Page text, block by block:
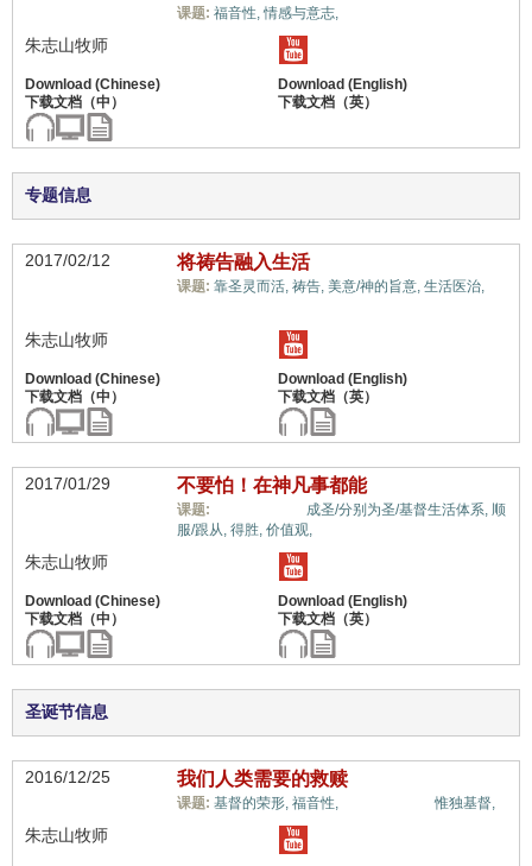
课题: 福音性,情感与意志,
朱志山牧师
专题信息
2017/02/12 将祷告融入生活
课题: 靠圣灵而活, 祷告, 美意/神的旨意, 生活医治,
朱志山牧师
2017/01/29 不要怕！在神凡事都能
课题: 成圣/分别为圣/基督生活体系, 顺
服/跟从, 得胜, 价值观,
朱志山牧师
圣诞节信息
2016/12/25 我们人类需要的救赎
课题: 基督的荣形, 福音性, 福音与宗教,惟独基督,
朱志山牧师